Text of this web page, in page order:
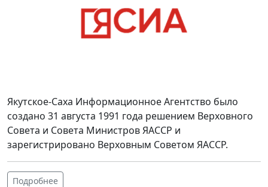
Якутское-Саха Информационное Агентство было
создано 31 августа 1991 года решением Верховного
Совета и Совета Министров ЯАССР и
зарегистрировано Верховным Советом ЯАССР.
Подробнее